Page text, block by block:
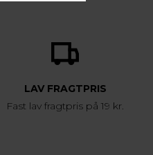
LAV FRAGTPRIS
Fast lav fragtpris på 19 kr.